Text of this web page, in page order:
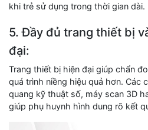
khi trẻ sử dụng trong thời gian dài.
5. Đầy đủ trang thiết bị
đại:
Trang thiết bị hiện đại giúp chẩn
quá trình niềng hiệu quả hơn. Các
quang kỹ thuật số, máy scan 3D
giúp phụ huynh hình dung rõ kết